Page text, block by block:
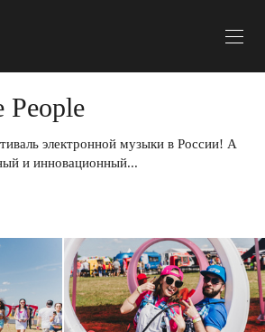
People
электронной музыки в России! А
и инновационный...